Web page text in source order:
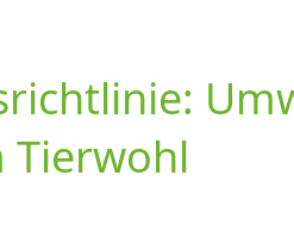
Tierwohl